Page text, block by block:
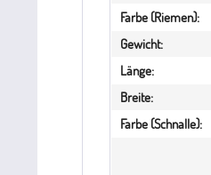
Farbe (Riemen):
Gewicht:
Länge:
Breite:
Farbe (Schnalle):